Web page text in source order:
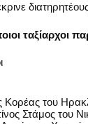
ταξίαρχοι
Κορέας του
Στάμος του